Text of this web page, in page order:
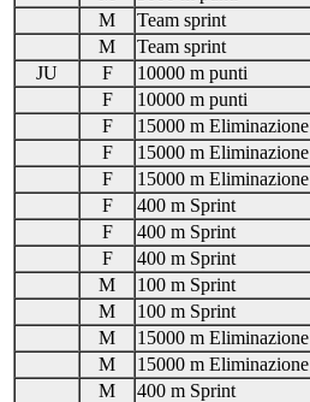
M
Team sprint
M
Team sprint
JU
F 10000 m punti
F
10000 m punti
F
15000 m Eliminazione
F
15000 m Eliminazione
F
15000 m Eliminazione
F
400 m Sprint
F
400 m Sprint
F
400 m Sprint
M
100 m Sprint
M
100 m Sprint
M
15000 m Eliminazione
M
15000 m Eliminazione
M
400 m Sprint